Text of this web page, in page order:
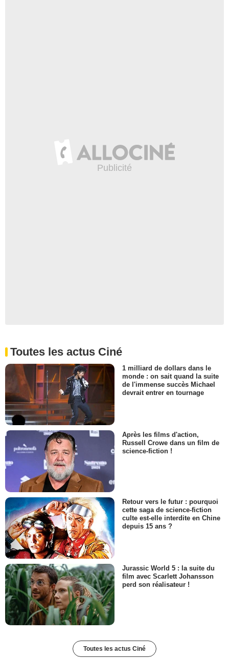
Toutes les actus Ciné
1 milliard de dollars dans le
monde : on sait quand la suite
de l'immense succès Michael
devrait entrer en tournage
Après les films d'action,
Russell Crowe dans un film de
science-fiction !
Retour vers le futur : pourquoi
cette saga de science-fiction
culte est-elle interdite en Chine
depuis 15 ans ?
Jurassic World 5 : la suite du
film avec Scarlett Johansson
perd son réalisateur !
Toutes les actus Ciné